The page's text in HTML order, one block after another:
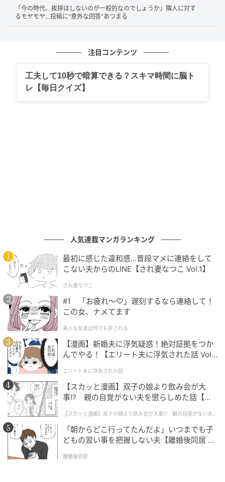
数年の時を経て、偶然にも同じ老夫婦と再び隣り合わ
せになり、まったく同じパターンで息子自慢が始まっ
旦那さんが以前の出会いを覚えていたにもかかわら
ず、奥さんの行動を止めなかったことに対するAさんの
※本記事では読者の皆さんに投稿していただいた体験
談を紹介しています。
※本記事は自社で募集したエピソードの回答結果をも
とにAIが本文を作成しておりますが、社内確認の後公
開を行っています
【エピソード募集】日常のちょっとした体験、TRILL
でシェアしませんか？【2分で完了・匿名OK】
次の記事
#1 「お疲れ〜♡」遅刻するなら連絡して！
この女、ナメてます
の記事をもっとみる
「今の時代、挨拶はしないのが一般的なのでしょうか」隣人に対す
るモヤモヤ…投稿に“意外な回答”あつまる
注目コンテンツ
工夫して10秒で暗算できる？スキマ時間に脳ト
レ【毎日クイズ】
人気連載マンガランキング
最初に感じた違和感…普段マメに連絡をして
こない夫からのLINE【され妻なつこ Vol.1】
され妻なつこ
#1 「お疲れ〜♡」遅刻するなら連絡して！
この女、ナメてます
美人な友達は何でも許される
【漫画】新婚夫に浮気疑惑！絶対証拠をつか
んでやる！【エリート夫に浮気された話 Vol.
エリート夫に浮気された話
【スカッと漫画】双子の娘より飲み会が大
事!? 親の自覚がない夫を懲らしめた話【第1
【スカッと漫画】双子の娘より飲み会が大事!? 親の自覚がない夫を
懲らしめた話
「朝からどこ行ってたんだよ」いつまでも子
どもの習い事を把握しない夫【離婚後同居 Vo
離婚後同居